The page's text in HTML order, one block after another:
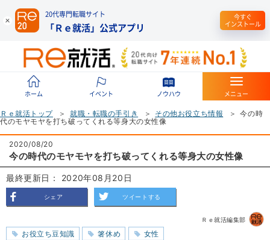
20代専門転職サイト
「Ｒｅ就活」公式アプリ
今すぐ
インストール
ホーム イベント ノウハウ メニュー
Ｒｅ就活トップ 就職・転職の手引き その他お役立ち情報
今の時
代のモヤモヤを打ち破ってくれる等身大の女性像
2020/08/20
今の時代のモヤモヤを打ち破ってくれる等身大の女性像
最終更新日： 2020年08月20日
シェア ツイートする
Ｒｅ就活編集部
お役立ち豆知識 箸休め 女性